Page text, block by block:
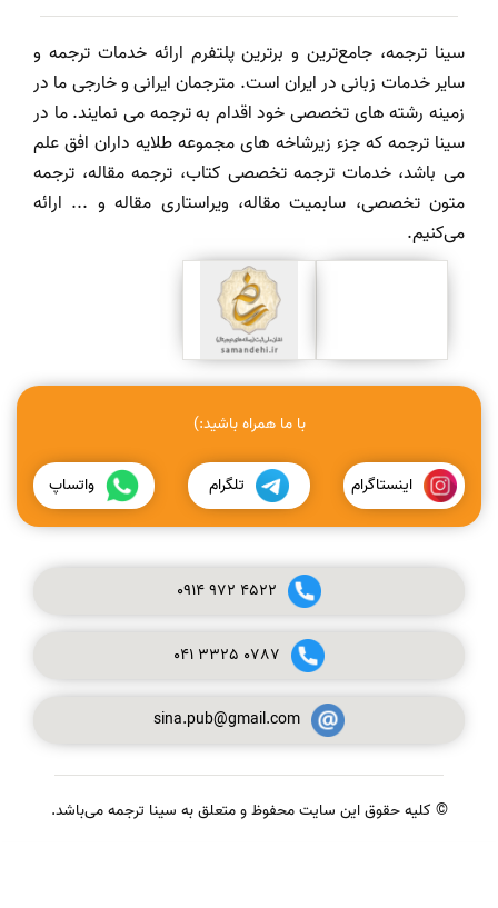
سینا ترجمه، جامع‌ترین و برترین پلتفرم ارائه خدمات ترجمه و
سایر خدمات زبانی در ایران است. مترجمان ایرانی و خارجی ما در
زمینه رشته های تخصصی خود اقدام به ترجمه می نمایند. ما در
سینا ترجمه که جزء زیرشاخه های مجموعه طلایه داران افق علم
می باشد، خدمات ترجمه تخصصی کتاب، ترجمه مقاله، ترجمه
متون تخصصی، سابمیت مقاله، ویراستاری مقاله و ... ارائه
می‌کنیم.
با ما همراه باشید:)
اینستاگرام تلگرام واتساپ
0914972 4522
041 3325 0787
sina.pub@gmail.com
© کلیه حقوق این سایت محفوظ و متعلق به سینا ترجمه می‌باشد.